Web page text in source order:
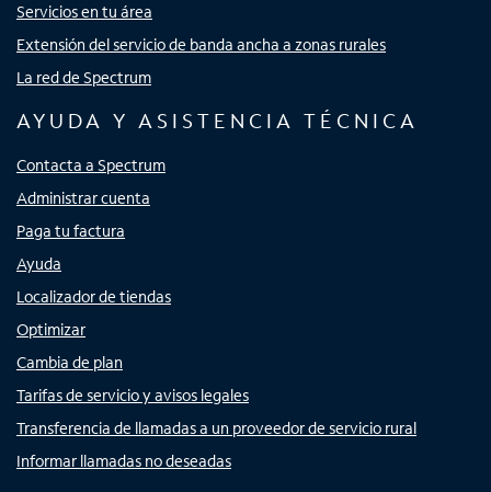
Servicios en tu área
Extensión del servicio de banda ancha a zonas rurales
La red de Spectrum
AYUDA Y ASISTENCIA TÉCNICA
Contacta a Spectrum
Administrar cuenta
Paga tu factura
Ayuda
Localizador de tiendas
Optimizar
Cambia de plan
Tarifas de servicio y avisos legales
Transferencia de llamadas a un proveedor de servicio rural
Informar llamadas no deseadas